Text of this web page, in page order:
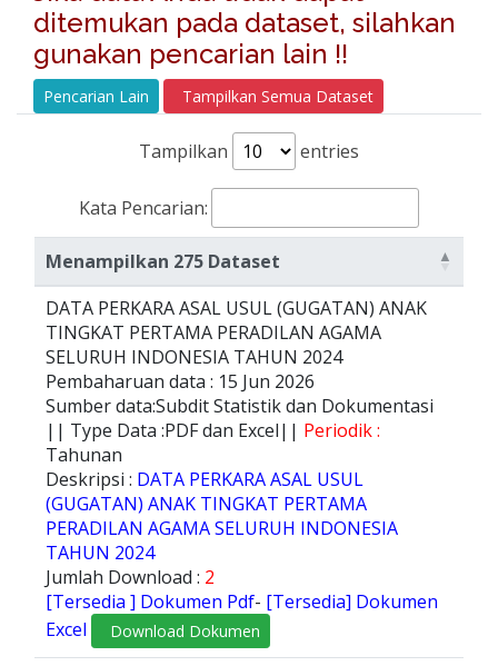
ditemukan pada dataset, silahkan
gunakan pencarian lain !!
Pencarian Lain Tampilkan Semua Dataset
Tampilkan entries
Kata Pencarian:
Menampilkan 275 Dataset
DATA PERKARA ASAL USUL (GUGATAN) ANAK
TINGKAT PERTAMA PERADILAN AGAMA
SELURUH INDONESIA TAHUN 2024
Pembaharuan data : 15 Jun 2026
Sumber data:Subdit Statistik dan Dokumentasi
|| Type Data :PDF dan Excel|| Periodik :
Tahunan
Deskripsi : DATA PERKARA ASAL USUL
(GUGATAN) ANAK TINGKAT PERTAMA
PERADILAN AGAMA SELURUH INDONESIA
TAHUN 2024
Jumlah Download : 2
[Tersedia ] Dokumen Pdf- [Tersedia] Dokumen
Excel
Download Dokumen